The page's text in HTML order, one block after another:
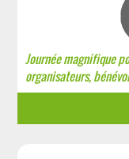
Journée magnifique
organisateurs,